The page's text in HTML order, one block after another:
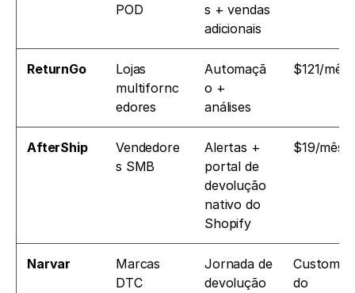
POD
s + vendas
adicionais
ReturnGo
Lojas
multifornc
edores
Automaçã
o +
análises
$121/mês
AfterShip
Vendedore
s SMB
Alertas +
portal de
devolução
nativo do
Shopify
$19/mês
Narvar
Marcas
DTC
Jornada de
devolução
do